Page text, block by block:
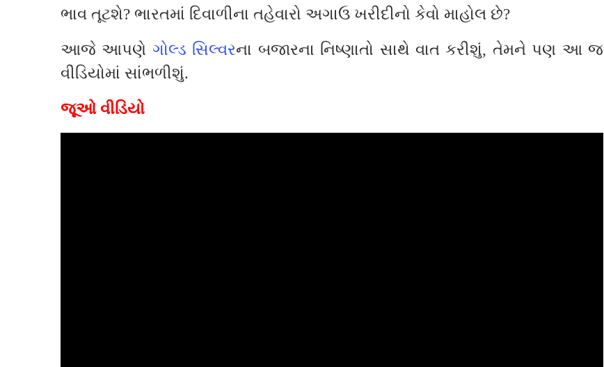
ભાવ તૂટશે? ભારતમાં દિવાળીના તહેવારો અગાઉ ખરીદીનો કેવો માહોલ છે?
આજે આપણે ગોલ્ડ સિલ્વરના બજારના નિષ્ણાતો સાથે વાત કરીશું, તેમને પણ આ જ
વીડિયોમાં સાંભળીશું.
જૂઓ વીડિયો